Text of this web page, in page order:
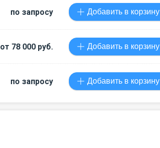
по запросу Добавить в корзину
от 78 000 руб. Добавить в корзину
по запросу Добавить в корзину